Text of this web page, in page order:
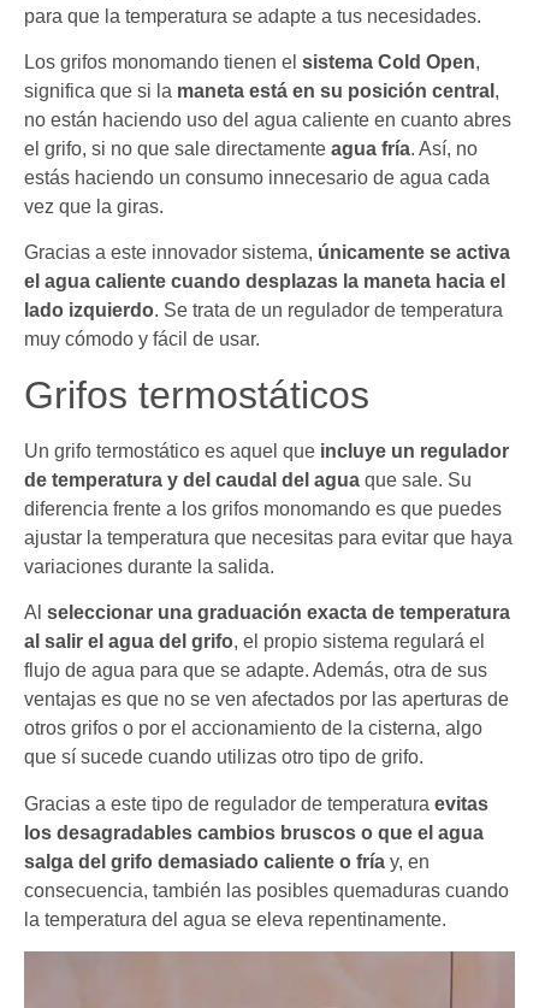
para que la temperatura se adapte a tus necesidades.
Los grifos monomando tienen el sistema Cold Open,
significa que si la maneta está en su posición central ,
no están haciendo uso del agua caliente en cuanto abres
el grifo, si no que sale directamente agua fría. Así, no
estás haciendo un consumo innecesario de agua cada
vez que la giras.
Gracias a este innovador sistema, únicamente se activa
el agua caliente cuando desplazas la maneta hacia el
lado izquierdo. Se trata de un regulador de temperatura
muy cómodo y fácil de usar.
Grifos termostáticos
Un grifo termostático es aquel que incluye un regulador
de temperatura y del caudal del agua que sale. Su
diferencia frente a los grifos monomando es que puedes
ajustar la temperatura que necesitas para evitar que haya
variaciones durante la salida.
Al seleccionar una graduación exacta de temperatura
al salir el agua del grifo, el propio sistema regulará el
flujo de agua para que se adapte. Además, otra de sus
ventajas es que no se ven afectados por las aperturas de
otros grifos o por el accionamiento de la cisterna, algo
que sí sucede cuando utilizas otro tipo de grifo.
Gracias a este tipo de regulador de temperatura evitas
los desagradables cambios bruscos o que el agua
salga del grifo demasiado caliente o fría y, en
consecuencia, también las posibles quemaduras cuando
la temperatura del agua se eleva repentinamente.